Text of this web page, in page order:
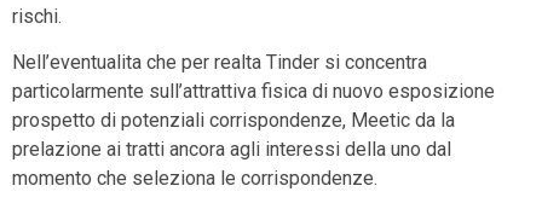
rischi.
Nell’eventualita che per realta Tinder si concentra
particolarmente sull’attrattiva fisica di nuovo esposizione
prospetto di potenziali corrispondenze, Meetic da la
prelazione ai tratti ancora agli interessi della uno dal
momento che seleziona le corrispondenze.